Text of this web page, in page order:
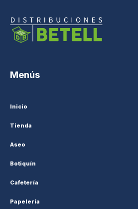
Menús
Inicio
Tienda
Aseo
Botiquín
Cafetería
Papelería